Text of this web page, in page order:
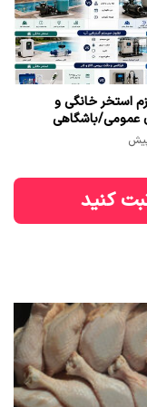
استخر خانگی و
عمومی/باشگاهی
کنید